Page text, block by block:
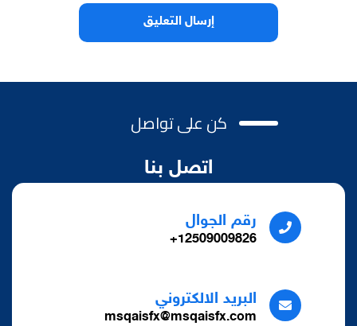
كن على تواصل
اتصل بنا
رقم الجوال
12509009826+
البريد الالكتروني
msqaisfx@msqaisfx.com